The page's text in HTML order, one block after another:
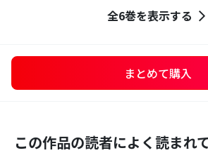
全6巻を表示する
まとめて購入
この作品の読者によく読まれ